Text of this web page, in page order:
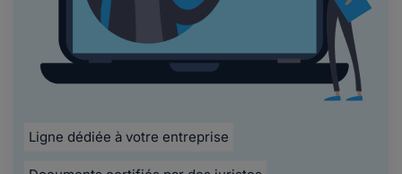
Ligne dédiée à votre entreprise